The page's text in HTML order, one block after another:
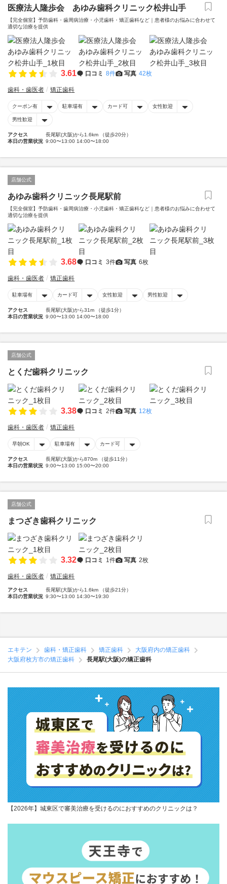
医療法人隆歩会 あゆみ歯科クリニック松井山手
【完全個室】予防歯科・歯周病治療・小児歯科・矯正歯科など｜患者様のお悩みに合わせて
適切な治療を提供
3.61 口コミ 8件 写真 42枚
歯科・歯医者 矯正歯科
クーポン有 駐車場有 カード可 女性歓迎
男性歓迎
アクセス
長尾駅(大阪)から1.6km （徒歩20分）
本日の営業状況 9:00〜13:00 14:00〜18:00
店舗公式
あゆみ歯科クリニック長尾駅前
【完全個室】予防歯科・歯周病治療・小児歯科・矯正歯科など｜患者様のお悩みに合わせて
適切な治療を提供
3.68 口コミ 3件 写真 6枚
歯科・歯医者 矯正歯科
駐車場有 カード可 女性歓迎 男性歓迎
アクセス
長尾駅(大阪)から31m （徒歩1分）
本日の営業状況 9:00〜13:00 14:00〜18:00
店舗公式
とくだ歯科クリニック
3.38 口コミ 2件 写真 12枚
歯科・歯医者 矯正歯科
早朝OK 駐車場有 カード可
アクセス
長尾駅(大阪)から870m （徒歩11分）
本日の営業状況 9:00〜13:00 15:00〜20:00
店舗公式
まつざき歯科クリニック
3.32 口コミ 1件 写真 2枚
歯科・歯医者 矯正歯科
アクセス
長尾駅(大阪)から1.6km （徒歩21分）
本日の営業状況 9:30〜13:00 14:30〜19:30
エキテン 歯科・矯正歯科 矯正歯科
大阪府内の矯正歯科
大阪府枚方市の矯正歯科
長尾駅(大阪)の矯正歯科
【2026年】城東区で審美治療を受けるのにおすすめのクリニックは？